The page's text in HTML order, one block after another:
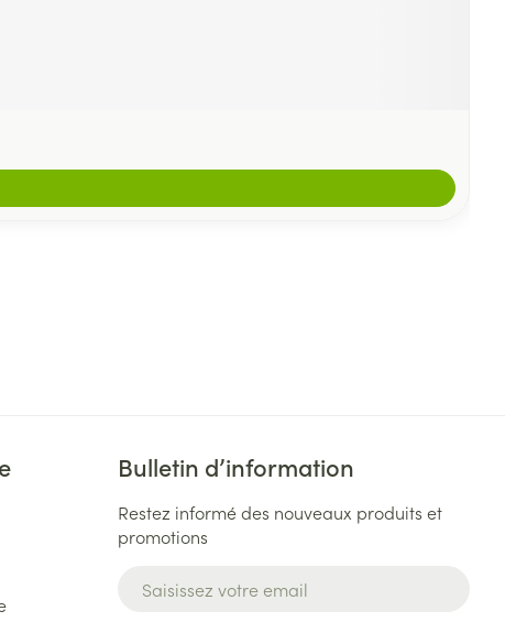
Bulletin d’information
Restez informé des nouveaux produits et
promotions